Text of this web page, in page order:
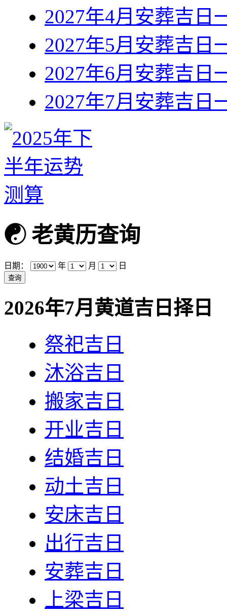
2027年4月安葬吉日
2027年5月安葬吉日
2027年6月安葬吉日
2027年7月安葬吉日
☯老黄历查询
日期： 年 月 日
2026年7月黄道吉日择日
祭祀吉日
沐浴吉日
搬家吉日
开业吉日
结婚吉日
动土吉日
安床吉日
出行吉日
安葬吉日
上梁吉日